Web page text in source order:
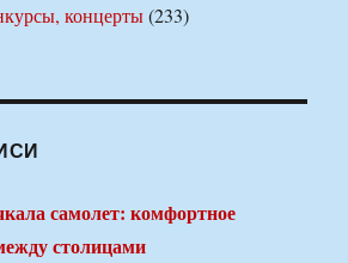
концерты(233)
самолет: комфортное
столицами